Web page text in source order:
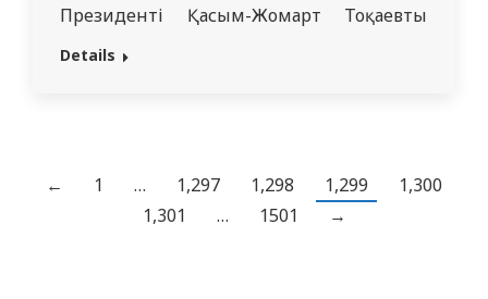
Президенті Қасым-Жомарт Тоқаевтың
01.09.2022 жылғы халыққа Жолдауын
Студенттерге еліміздің социалды-
экономикалық даму бағытындағы
Details
← 1 … 1,297 1,298 1,299
1,300
1,301
… 1501 →